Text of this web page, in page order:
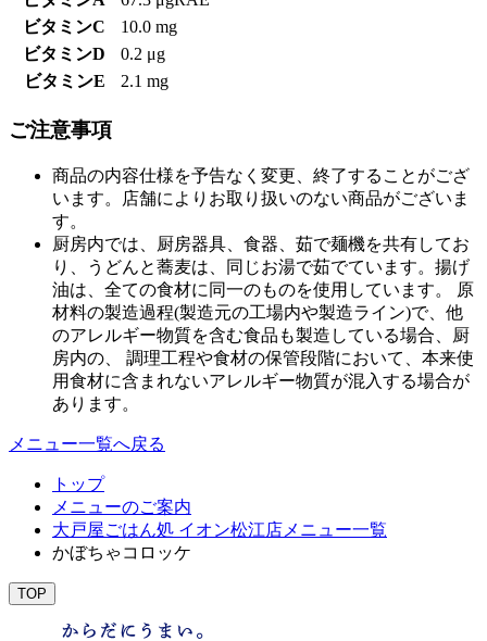
ビタミンC
10.0 mg
ビタミンD
0.2 μg
ビタミンE
2.1 mg
ご注意事項
商品の内容仕様を予告なく変更、終了することがござ
います。店舗によりお取り扱いのない商品がございま
す。
厨房内では、厨房器具、食器、茹で麺機を共有してお
り、うどんと蕎麦は、同じお湯で茹でています。揚げ
油は、全ての食材に同一のものを使用しています。 原
材料の製造過程(製造元の工場内や製造ライン)で、他
のアレルギー物質を含む食品も製造している場合、厨
房内の、 調理工程や食材の保管段階において、本来使
用食材に含まれないアレルギー物質が混入する場合が
あります。
メニュー一覧へ戻る
トップ
メニューのご案内
大戸屋ごはん処 イオン松江店メニュー一覧
かぼちゃコロッケ
TOP